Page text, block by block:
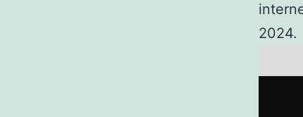
2024.